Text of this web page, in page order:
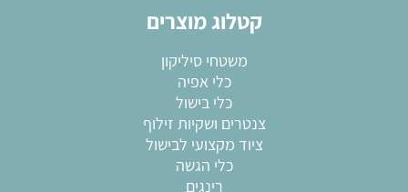
קטלוג מוצרים
משטחי סיליקון
כלי אפיה
כלי בישול
צנטרים ושקיות זילוף
ציוד מקצועי לבישול
כלי הגשה
רינגים